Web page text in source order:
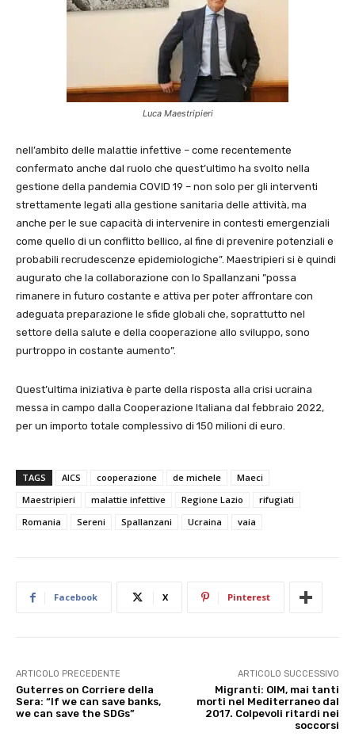
Luca Maestripieri
nell’ambito delle malattie infettive – come recentemente
confermato anche dal ruolo che quest’ultimo ha svolto nella
gestione della pandemia COVID 19 – non solo per gli interventi
strettamente legati alla gestione sanitaria delle attività, ma
anche per le sue capacità di intervenire in contesti emergenziali
come quello di un conflitto bellico, al fine di prevenire potenziali e
probabili recrudescenze epidemiologiche”. Maestripieri si è quindi
augurato che la collaborazione con lo Spallanzani ”possa
rimanere in futuro costante e attiva per poter affrontare con
adeguata preparazione le sfide globali che, soprattutto nel
settore della salute e della cooperazione allo sviluppo, sono
purtroppo in costante aumento”.
Quest’ultima iniziativa è parte della risposta alla crisi ucraina
messa in campo dalla Cooperazione Italiana dal febbraio 2022,
per un importo totale complessivo di 150 milioni di euro.
TAGS AICS cooperazione de michele
Maeci
Maestripieri
malattie infettive Regione Lazio
rifugiati
Romania
Sereni Spallanzani Ucraina vaia
Facebook X Pinterest
ARTICOLO PRECEDENTE
Guterres on Corriere della
Sera: “If we can save banks,
we can save the SDGs”
ARTICOLO SUCCESSIVO
Migranti: OIM, mai tanti
morti nel Mediterraneo dal
2017. Colpevoli ritardi nei
soccorsi